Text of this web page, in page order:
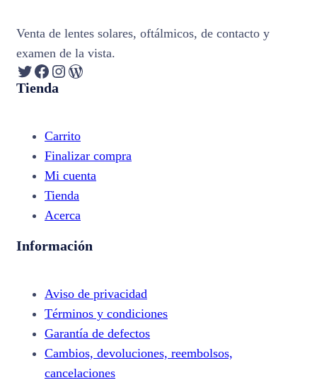
Venta de lentes solares, oftálmicos, de contacto y
examen de la vista.
Twitter Facebook Instagram WordPress
Tienda
Carrito
Finalizar compra
Mi cuenta
Tienda
Acerca
Información
Aviso de privacidad
Términos y condiciones
Garantía de defectos
Cambios, devoluciones, reembolsos,
cancelaciones